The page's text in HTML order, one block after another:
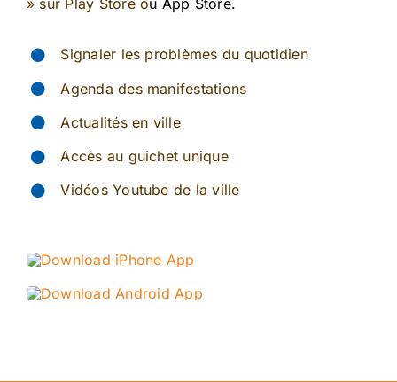
» sur Play Store ou App Store.
Signaler les problèmes du quotidien
Agenda des manifestations
Actualités en ville
Accès au guichet unique
Vidéos Youtube de la ville